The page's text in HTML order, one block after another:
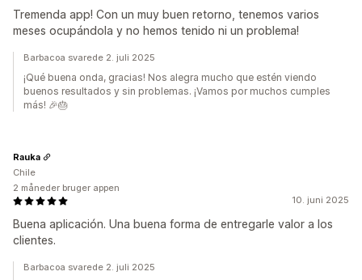
Tremenda app! Con un muy buen retorno, tenemos varios
meses ocupándola y no hemos tenido ni un problema!
Barbacoa svarede 2. juli 2025
¡Qué buena onda, gracias! Nos alegra mucho que estén viendo
buenos resultados y sin problemas. ¡Vamos por muchos cumples
más! 🎉🎂
10. juni 2025
Buena aplicación. Una buena forma de entregarle valor a los
clientes.
Rauka
Chile
2 måneder bruger appen
Barbacoa svarede 2. juli 2025